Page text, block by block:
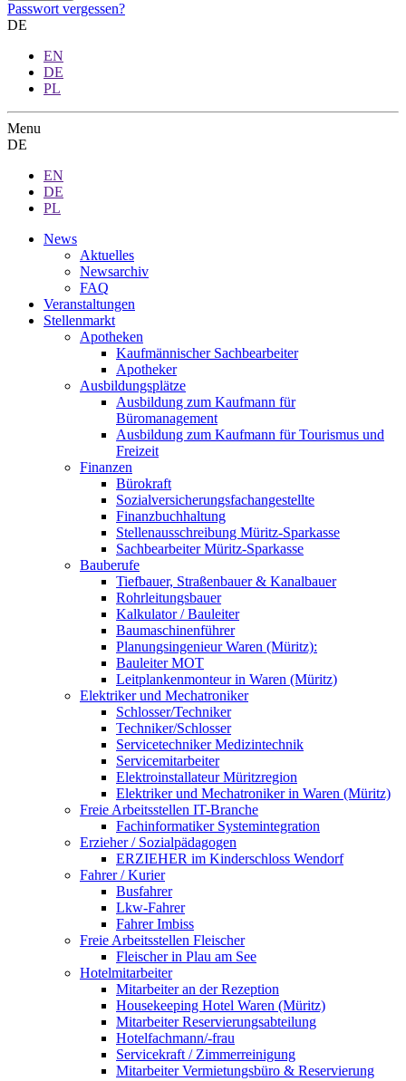
Passwort vergessen?
DE
EN
DE
PL
Menu
DE
EN
DE
PL
News
Aktuelles
Newsarchiv
FAQ
Veranstaltungen
Stellenmarkt
Apotheken
Kaufmännischer Sachbearbeiter
Apotheker
Ausbildungsplätze
Ausbildung zum Kaufmann für
Büromanagement
Ausbildung zum Kaufmann für Tourismus und
Freizeit
Finanzen
Bürokraft
Sozialversicherungsfachangestellte
Finanzbuchhaltung
Stellenausschreibung Müritz-Sparkasse
Sachbearbeiter Müritz-Sparkasse
Bauberufe
Tiefbauer, Straßenbauer & Kanalbauer
Rohrleitungsbauer
Kalkulator / Bauleiter
Baumaschinenführer
Planungsingenieur Waren (Müritz):
Bauleiter MOT
Leitplankenmonteur in Waren (Müritz)
Elektriker und Mechatroniker
Schlosser/Techniker
Techniker/Schlosser
Servicetechniker Medizintechnik
Servicemitarbeiter
Elektroinstallateur Müritzregion
Elektriker und Mechatroniker in Waren (Müritz)
Freie Arbeitsstellen IT-Branche
Fachinformatiker Systemintegration
Erzieher / Sozialpädagogen
ERZIEHER im Kinderschloss Wendorf
Fahrer / Kurier
Busfahrer
Lkw-Fahrer
Fahrer Imbiss
Freie Arbeitsstellen Fleischer
Fleischer in Plau am See
Hotelmitarbeiter
Mitarbeiter an der Rezeption
Housekeeping Hotel Waren (Müritz)
Mitarbeiter Reservierungsabteilung
Hotelfachmann/-frau
Servicekraft / Zimmerreinigung
Mitarbeiter Vermietungsbüro & Reservierung